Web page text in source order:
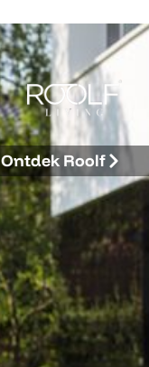
Ontdek Roolf